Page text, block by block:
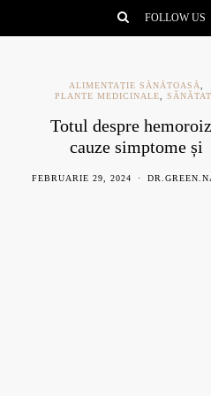
FOLLOW US
ALIMENTAȚIE SĂNĂTOASĂ
PLANTE MEDICINALE
,
Totul despre
cauze simptome și
FEBRUARIE 29, 2024